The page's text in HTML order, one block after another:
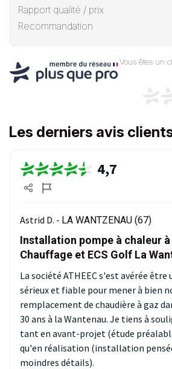
Rapport qualité / prix
Recommandation
Vous êtes un
Les derniers avis
4,7
Astrid D. - LA WANTZENAU (67)
Installation pompe à chaleur à
Chauffage et ECS Golf La
La société ATHEEC s'est avérée
sérieux et fiable pour mener à bien
remplacement de chaudière à gaz
30 ans à la Wantenau. Je tiens à
tant en avant-projet (étude
qu'en réalisation (installation
moindres détails).